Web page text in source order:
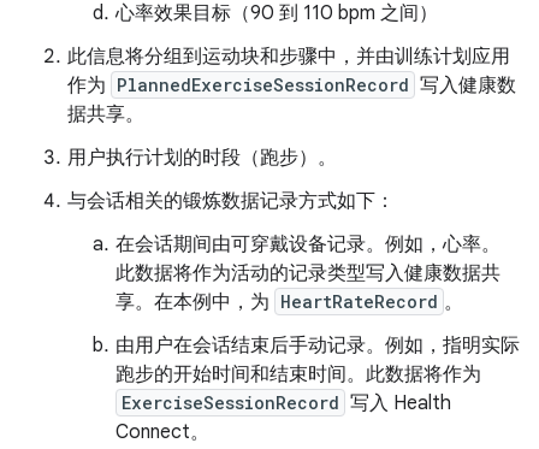
心率效果目标（90 到 110 bpm 之间）
此信息将分组到运动块和步骤中，并由训练计划应用
作为 PlannedExerciseSessionRecord 写入健康数
据共享。
用户执行计划的时段（跑步）。
与会话相关的锻炼数据记录方式如下：
在会话期间由可穿戴设备记录。例如，心率。
此数据将作为活动的记录类型写入健康数据共
享。在本例中，为 HeartRateRecord 。
由用户在会话结束后手动记录。例如，指明实际
跑步的开始时间和结束时间。此数据将作为
ExerciseSessionRecord 写入 Health
Connect。